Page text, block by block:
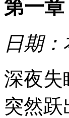
第一
日期
深夜失
突然